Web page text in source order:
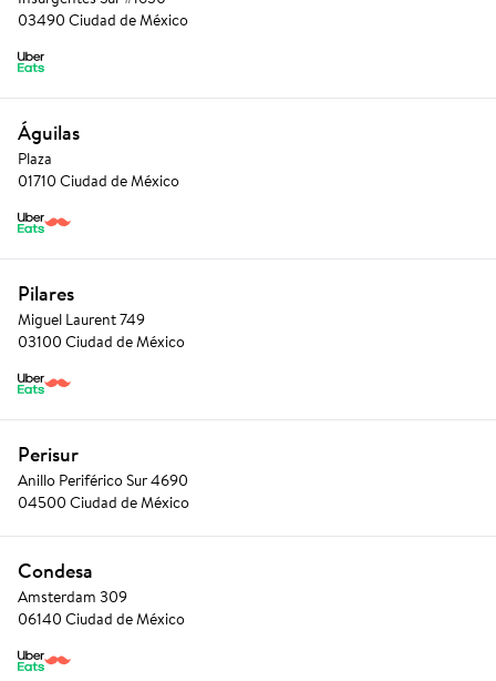
03490 Ciudad de México
Águilas
Plaza
01710 Ciudad de México
Pilares
Miguel Laurent 749
03100 Ciudad de México
Perisur
Anillo Periférico Sur 4690
04500 Ciudad de México
Condesa
Amsterdam 309
06140 Ciudad de México